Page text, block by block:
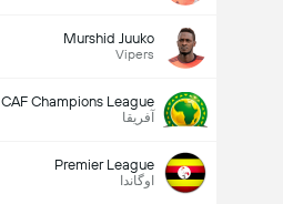
Murshid Juuko
Vipers
CAF Champions League
آفریقا
Premier League
اوگاندا